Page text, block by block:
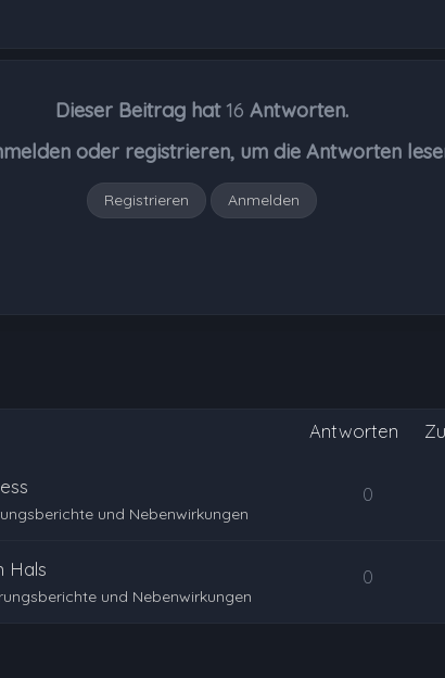
Dieser Beitrag hat 16 Antworten.
oder registrieren, um die Antworten
Registrieren Anmelden
Antworten
und Nebenwirkungen
0
Hals
und Nebenwirkungen
0